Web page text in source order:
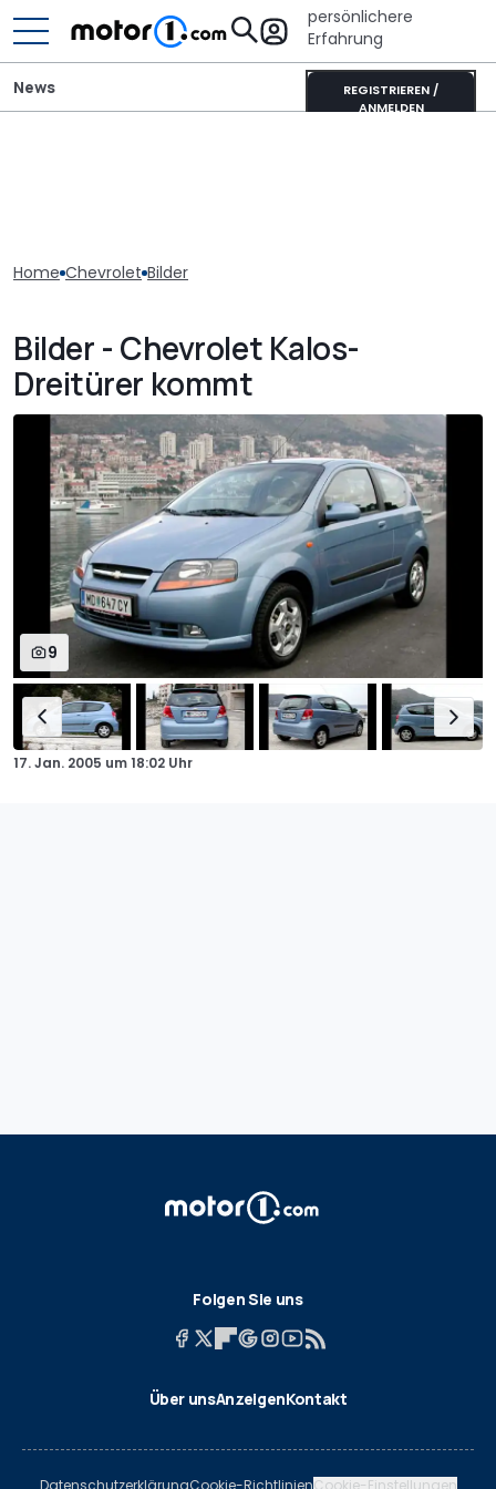
persönlichere
Erfahrung
REGISTRIEREN /
ANMELDEN
News
Home Chevrolet Bilder
Bilder - Chevrolet Kalos-
Dreitürer kommt
9
17. Jan. 2005 um18:02 Uhr
Folgen Sie uns
Über unsAnzeigenKontakt